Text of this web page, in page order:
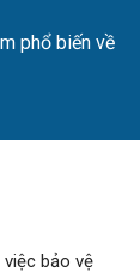
phổ biến về
bảo vệ